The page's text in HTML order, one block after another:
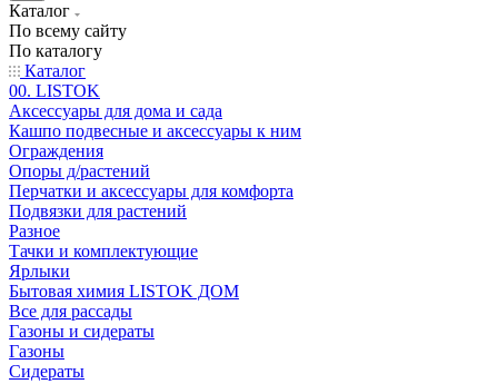
Каталог
По всему сайту
По каталогу
Каталог
00. LISTOK
Аксессуары для дома и сада
Кашпо подвесные и аксессуары к ним
Ограждения
Опоры д/растений
Перчатки и аксессуары для комфорта
Подвязки для растений
Разное
Тачки и комплектующие
Ярлыки
Бытовая химия LISTOK ДОМ
Все для рассады
Газоны и сидераты
Газоны
Сидераты